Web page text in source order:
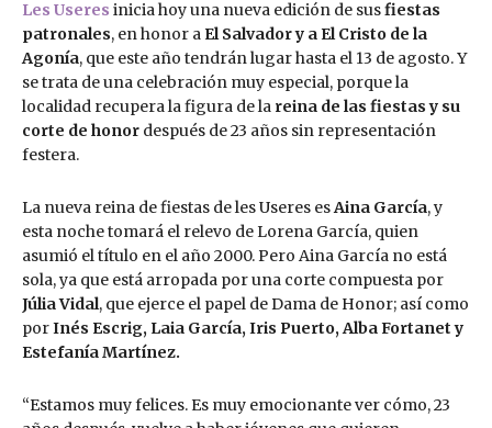
Les Useres inicia hoy una nueva edición de susfiestas
patronales, en honor a El Salvador y a El Cristo de la
Agonía, que este año tendrán lugar hasta el 13 de agosto. Y
se trata de una celebración muy especial, porque la
localidad recupera la figura de la reina de las fiestas y su
corte de honor después de 23 años sin representación
festera.
La nueva reina de fiestas de les Useres esAina García, y
esta noche tomará el relevo de Lorena García, quien
asumió el título en el año 2000. Pero Aina García no está
sola, ya que está arropada por una corte compuesta por
Júlia Vidal, que ejerce el papel de Dama de Honor; así como
porInés Escrig, Laia García, Iris Puerto, Alba Fortanet y
Estefanía Martínez.
“Estamos muy felices. Es muy emocionante ver cómo, 23